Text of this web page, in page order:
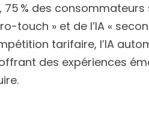
75 % des
touch » et de l’IA «
tarifaire, l’IA
des expériences